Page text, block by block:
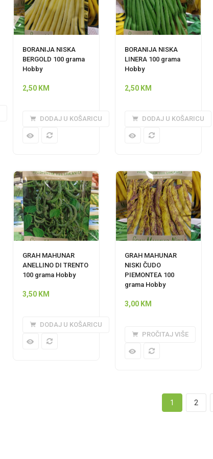
BORANIJA NISKA
BERGOLD 100 grama
Hobby
2,50 KM
DODAJ U KOŠARICU
BORANIJA NISKA
LINERA 100 grama
Hobby
2,50 KM
DODAJ U KOŠARICU
GRAH MAHUNAR
ANELLINO DI TRENTO
100 grama Hobby
3,50 KM
DODAJ U KOŠARICU
GRAH MAHUNAR
NISKI ČUDO
PIEMONTEA 100
grama Hobby
3,00 KM
PROČITAJ VIŠE
1 2